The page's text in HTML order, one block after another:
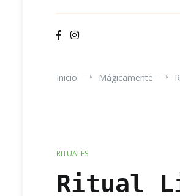
Inicio Mágicamente
RITUALES
Ritual